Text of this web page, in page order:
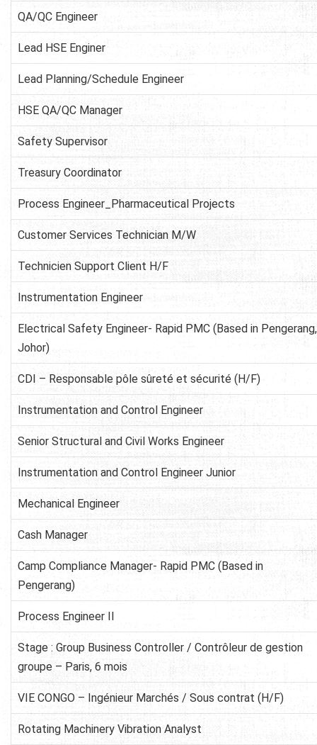
QA/QC Engineer
Lead HSE Enginer
Lead Planning/Schedule Engineer
HSE QA/QC Manager
Safety Supervisor
Treasury Coordinator
Process Engineer_Pharmaceutical Projects
Customer Services Technician M/W
Technicien Support Client H/F
Instrumentation Engineer
Electrical Safety Engineer- Rapid PMC (Based in Pengerang,
Johor)
CDI – Responsable pôle sûreté et sécurité (H/F)
Instrumentation and Control Engineer
Senior Structural and Civil Works Engineer
Instrumentation and Control Engineer Junior
Mechanical Engineer
Cash Manager
Camp Compliance Manager- Rapid PMC (Based in
Pengerang)
Process Engineer II
Stage : Group Business Controller / Contrôleur de gestion
groupe – Paris, 6 mois
VIE CONGO – Ingénieur Marchés / Sous contrat (H/F)
Rotating Machinery Vibration Analyst